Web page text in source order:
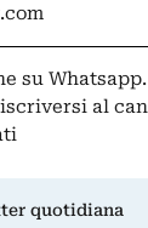
su
al
quotidiana